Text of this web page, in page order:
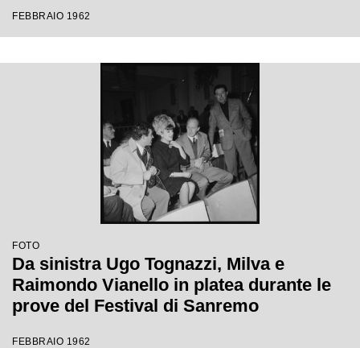
FEBBRAIO 1962
FOTO
Da sinistra Ugo Tognazzi, Milva e
Raimondo Vianello in platea durante le
prove del Festival di Sanremo
FEBBRAIO 1962